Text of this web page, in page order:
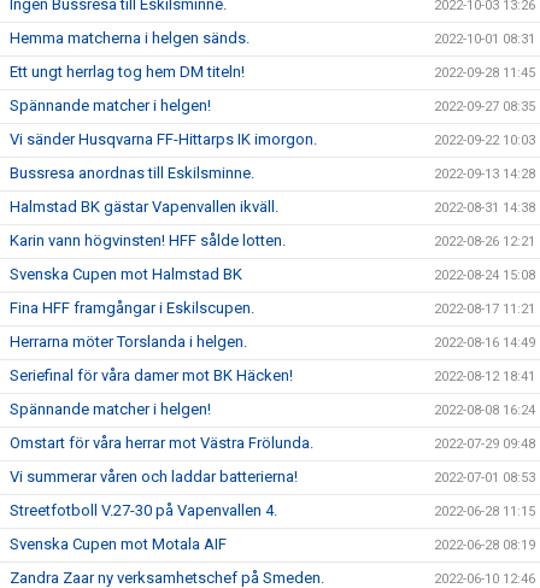
Ingen Bussresa till Eskilsminne. 2022-10-03 13:26
Hemma matcherna i helgen sänds. 2022-10-01 08:31
Ett ungt herrlag tog hem DM titeln! 2022-09-28 11:45
Spännande matcher i helgen! 2022-09-27 08:35
Vi sänder Husqvarna FF-Hittarps IK imorgon. 2022-09-22 10:03
Bussresa anordnas till Eskilsminne. 2022-09-13 14:28
Halmstad BK gästar Vapenvallen ikväll. 2022-08-31 14:38
Karin vann högvinsten! HFF sålde lotten. 2022-08-26 12:21
Svenska Cupen mot Halmstad BK 2022-08-24 15:08
Fina HFF framgångar i Eskilscupen. 2022-08-17 11:21
Herrarna möter Torslanda i helgen. 2022-08-16 14:49
Seriefinal för våra damer mot BK Häcken! 2022-08-12 18:41
Spännande matcher i helgen! 2022-08-08 16:24
Omstart för våra herrar mot Västra Frölunda. 2022-07-29 09:48
Vi summerar våren och laddar batterierna! 2022-07-01 08:53
Streetfotboll V.27-30 på Vapenvallen 4. 2022-06-28 11:15
Svenska Cupen mot Motala AIF 2022-06-28 08:19
Zandra Zaar ny verksamhetschef på Smeden. 2022-06-10 12:46